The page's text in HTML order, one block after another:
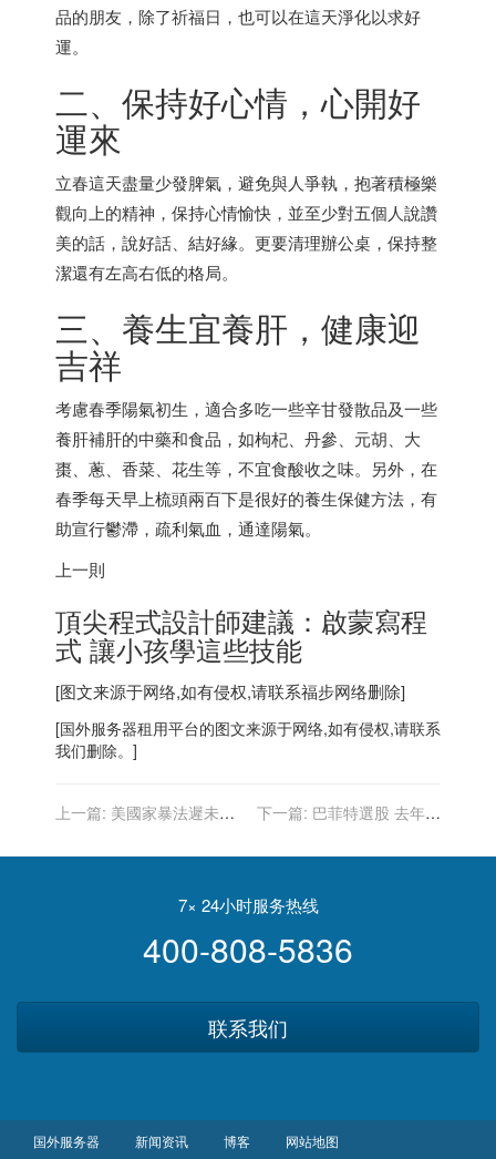
品的朋友，除了祈福日，也可以在這天淨化以求好
運。
二、保持好心情，心開好
運來
立春這天盡量少發脾氣，避免與人爭執，抱著積極樂
觀向上的精神，保持心情愉快，並至少對五個人說讚
美的話，說好話、結好緣。更要清理辦公桌，保持整
潔還有左高右低的格局。
三、養生宜養肝，健康迎
吉祥
考慮春季陽氣初生，適合多吃一些辛甘發散品及一些
養肝補肝的中藥和食品，如枸杞、丹參、元胡、大
棗、蔥、香菜、花生等，不宜食酸收之味。另外，在
春季每天早上梳頭兩百下是很好的養生保健方法，有
助宣行鬱滯，疏利氣血，通達陽氣。
上一則
頂尖程式設計師建議：啟蒙寫程
式 讓小孩學這些技能
[图文来源于网络,如有侵权,请联系福步网络删除]
[国外服务器租用平台的图文来源于网络,如有侵权,请联系
我们删除。]
上一篇: 美國家暴法遲未過
下一篇: 巴菲特選股 去年誰
持的股票
7× 24小时服务热线
400-808-5836
联系我们
国外服务器 新闻资讯 博客 网站地图